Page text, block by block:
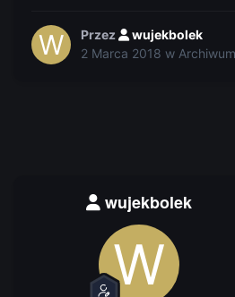
Przez
wujekbolek
2 Marca 2018 w
wujekbolek